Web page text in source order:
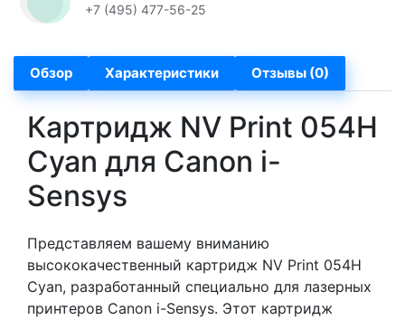
+7 (495) 477-56-25
Обзор Характеристики Отзывы (0)
Картридж NV Print 054H
Cyan для Canon i-
Sensys
Представляем вашему вниманию
высококачественный картридж NV Print 054H
Cyan, разработанный специально для лазерных
принтеров Canon i-Sensys. Этот картридж